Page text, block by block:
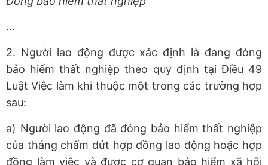
...
2. Người lao động được xác định là đang đóng
bảo hiểm thất nghiệp theo quy định tại Điều 49
Luật Việc làm khi thuộc một trong các trường hợp
sau:
a) Người lao động đã đóng bảo hiểm thất nghiệp
của tháng chấm dứt hợp đồng lao động hoặc hợp
đồng làm việc và được cơ quan bảo hiểm xã hội